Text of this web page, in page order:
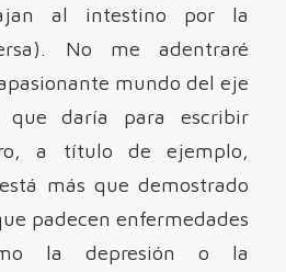
al intestino por la
No me adentraré
mundo del eje
que daría para escribir
a título de ejemplo,
más que demostrado
padecen enfermedades
la depresión o la